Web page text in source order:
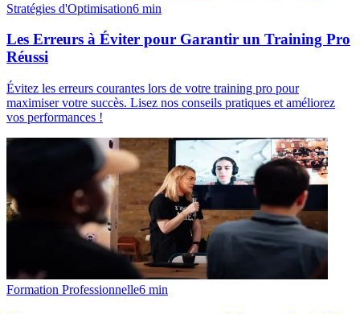
Stratégies d'Optimisation6 min
Les Erreurs à Éviter pour Garantir un Training Pro
Réussi
Évitez les erreurs courantes lors de votre training pro pour
maximiser votre succès. Lisez nos conseils pratiques et améliorez
vos performances !
Formation Professionnelle6 min